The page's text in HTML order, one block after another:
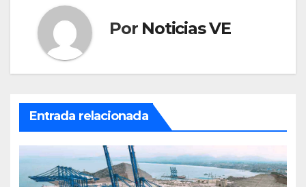
Por Noticias VE
Entrada relacionada